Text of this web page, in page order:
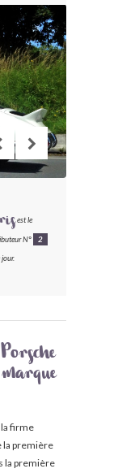
BLV ?
est le
N° 2
Porsche
firme
la première
la première